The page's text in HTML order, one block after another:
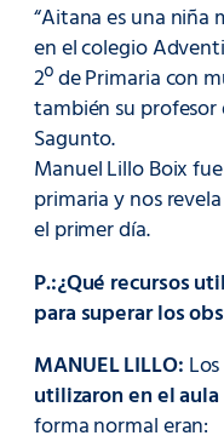
“Aitana es una niña
en el colegio
2º de Primaria con
también su
Sagunto.
Manuel Lillo Boix
primaria y nos
el primer día.
P.:¿Qué recursos
para superar los
MANUEL LILLO: Los
utilizaron en el aula
forma normal eran: